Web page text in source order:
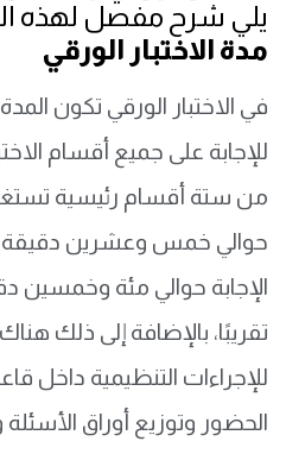
يلي شرح مفصل لهذه
مدة الاختبار الورقي
في الاختبار الورقي تكون
للإجابة على جميع أقسام
من ستة أقسام رئيسية
حوالي خمس وعشرين
الإجابة حوالي مئة
تقريبًا، بالإضافة إلى ذلك
للإجراءات التنظيمية داخل
الحضور وتوزيع أوراق